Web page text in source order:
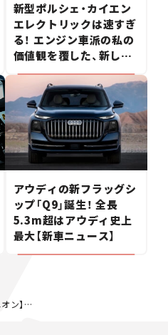
新型ポルシェ・カイエン
エレクトリックは速すぎ
る！ エンジン車派の私の
価値観を覆した、新しい
ポルシェの走り。
アウディの新フラッグシ
ップ「Q9」誕生！ 全長
5.3m超はアウディ史上
最大【新車ニュース】
ール編